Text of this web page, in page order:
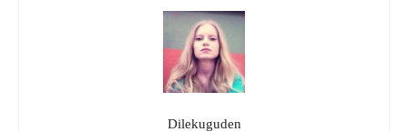
Dilekuguden